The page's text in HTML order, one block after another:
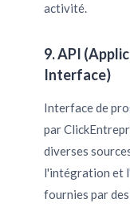
activité.
9. API
Interface)
Interface de
par
diverses
l'intégration et
fournies par